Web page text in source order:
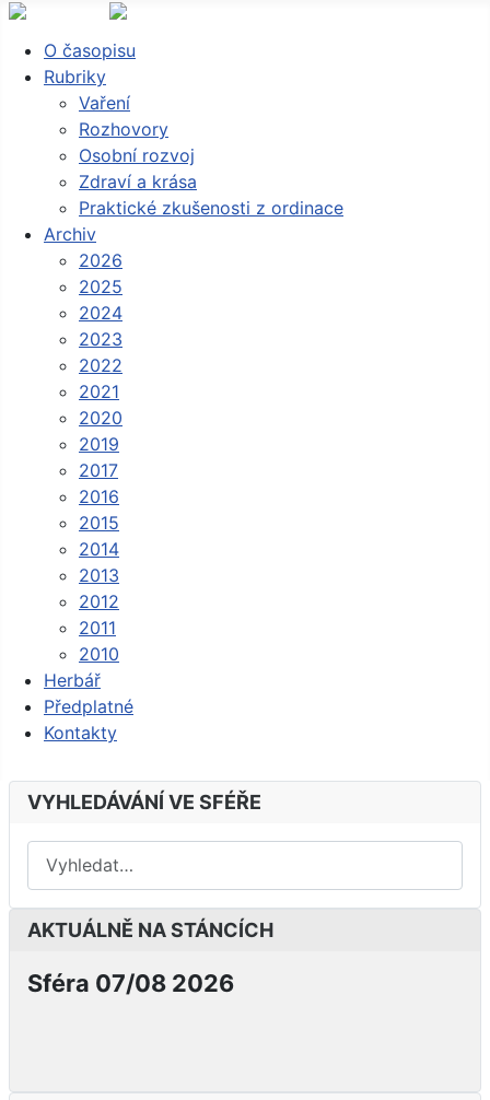
O časopisu
Rubriky
Vaření
Rozhovory
Osobní rozvoj
Zdraví a krása
Praktické zkušenosti z ordinace
Archiv
2026
2025
2024
2023
2022
2021
2020
2019
2017
2016
2015
2014
2013
2012
2011
2010
Herbář
Předplatné
Kontakty
VYHLEDÁVÁNÍ VE SFÉŘE
AKTUÁLNĚ NA STÁNCÍCH
Sféra 07/08 2026